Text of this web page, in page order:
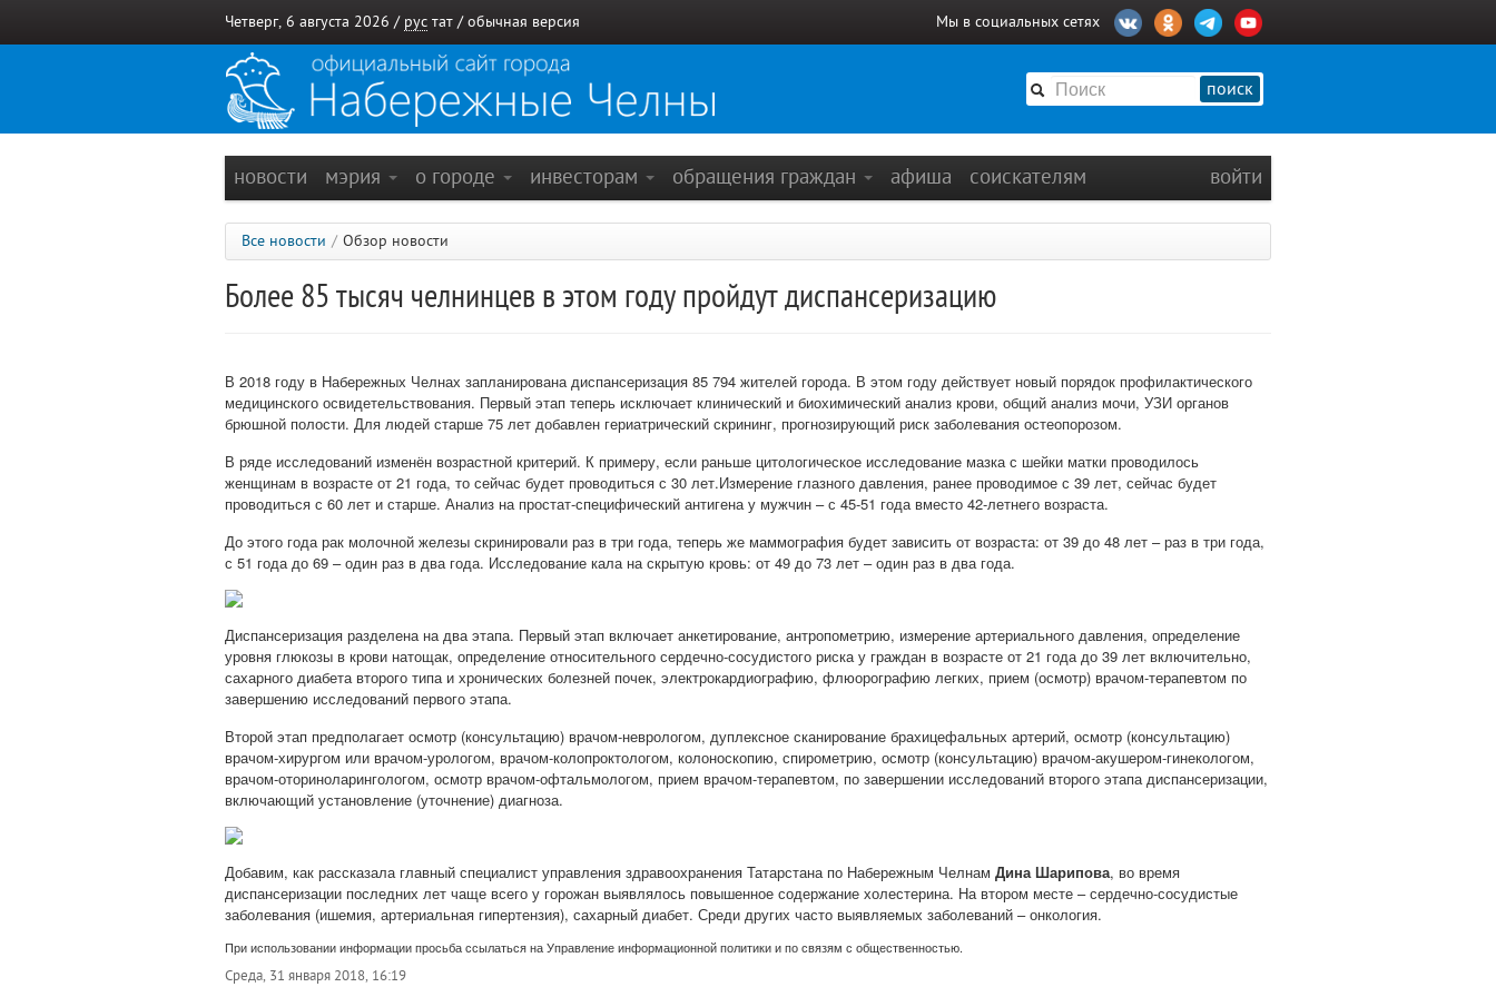
Четверг, 6 августа 2026 / рус тат / обычная версия Мы в социальных сетях
поиск
новости мэрия о городе инвесторам обращения граждан афиша соискателям войти
Все новости / Обзор новости
Более 85 тысяч челнинцев в этом году пройдут диспансеризацию
В 2018 году в Набережных Челнах запланирована диспансеризация 85 794 жителей города. В этом году действует новый порядок профилактического
медицинского освидетельствования. Первый этап теперь исключает клинический и биохимический анализ крови, общий анализ мочи, УЗИ органов
брюшной полости. Для людей старше 75 лет добавлен гериатрический скрининг, прогнозирующий риск заболевания остеопорозом.
В ряде исследований изменён возрастной критерий. К примеру, если раньше цитологическое исследование мазка с шейки матки проводилось
женщинам в возрасте от 21 года, то сейчас будет проводиться с 30 лет.Измерение глазного давления, ранее проводимое с 39 лет, сейчас будет
проводиться с 60 лет и старше. Анализ на простат-специфический антигена у мужчин – с 45-51 года вместо 42-летнего возраста.
До этого года рак молочной железы скринировали раз в три года, теперь же маммография будет зависить от возраста: от 39 до 48 лет – раз в три года,
с 51 года до 69 – один раз в два года. Исследование кала на скрытую кровь: от 49 до 73 лет – один раз в два года.
Диспансеризация разделена на два этапа. Первый этап включает анкетирование, антропометрию, измерение артериального давления, определение
уровня глюкозы в крови натощак, определение относительного сердечно-сосудистого риска у граждан в возрасте от 21 года до 39 лет включительно,
сахарного диабета второго типа и хронических болезней почек, электрокардиографию, флюорографию легких, прием (осмотр) врачом-терапевтом по
завершению исследований первого этапа.
Второй этап предполагает осмотр (консультацию) врачом-неврологом, дуплексное сканирование брахицефальных артерий, осмотр (консультацию)
врачом-хирургом или врачом-урологом, врачом-колопроктологом, колоноскопию, спирометрию, осмотр (консультацию) врачом-акушером-гинекологом,
врачом-оториноларингологом, осмотр врачом-офтальмологом, прием врачом-терапевтом, по завершении исследований второго этапа диспансеризации,
включающий установление (уточнение) диагноза.
Добавим, как рассказала главный специалист управления здравоохранения Татарстана по Набережным Челнам Дина Шарипова, во время
диспансеризации последних лет чаще всего у горожан выявлялось повышенное содержание холестерина. На втором месте – сердечно-сосудистые
заболевания (ишемия, артериальная гипертензия), сахарный диабет. Среди других часто выявляемых заболеваний – онкология.
При использовании информации просьба ссылаться на Управление информационной политики и по связям с общественностью.
Среда, 31 января 2018, 16:19